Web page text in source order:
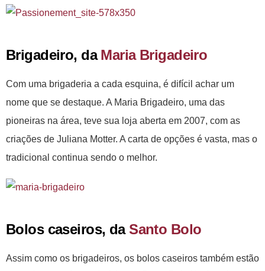
Brigadeiro, daMaria Brigadeiro
Com uma brigaderia a cada esquina, é difícil achar um
nome que se destaque. A Maria Brigadeiro, uma das
pioneiras na área, teve sua loja aberta em 2007, com as
criações de Juliana Motter. A carta de opções é vasta, mas o
tradicional continua sendo o melhor.
Bolos caseiros, daSanto Bolo
Assim como os brigadeiros, os bolos caseiros também estão